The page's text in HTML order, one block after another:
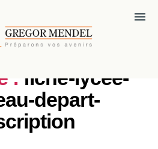
menu
: fiche-lycee-
depart-